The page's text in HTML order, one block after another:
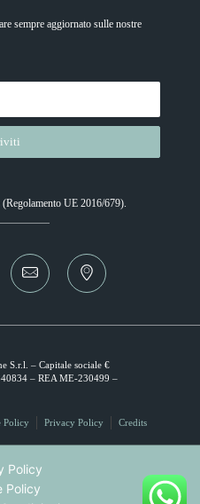
sempre aggiornato sulle nostre
(Regolamento UE 2016/679).
S.r.l. – Capitale sociale €
– REA ME-230499 –
Policy Privacy Policy Credits
Policy
Policy